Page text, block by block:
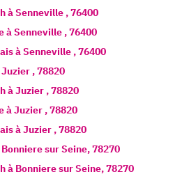
àSenneville ,76400
àSenneville ,76400
àSenneville ,76400
Juzier ,78820
àJuzier ,78820
àJuzier ,78820
àJuzier ,78820
Bonniere sur Seine,78270
à Bonniere sur Seine,78270